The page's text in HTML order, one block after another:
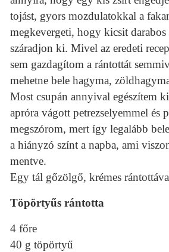
tojást, gyors mozdulatokkal a
megkevergeti, hogy kicsit darabos
száradjon ki. Mivel az eredeti
sem gazdagítom a rántottát
mehetne bele hagyma,
Most csupán annyival egészítem
apróra vágott petrezselyemmel és
megszórom, mert így legalább
a hiányzó színt a napba, ami
mentve.
Egy tál gőzölgő, krémes
Töpörtyűs rántotta
4 főre
40 g töpörtyű